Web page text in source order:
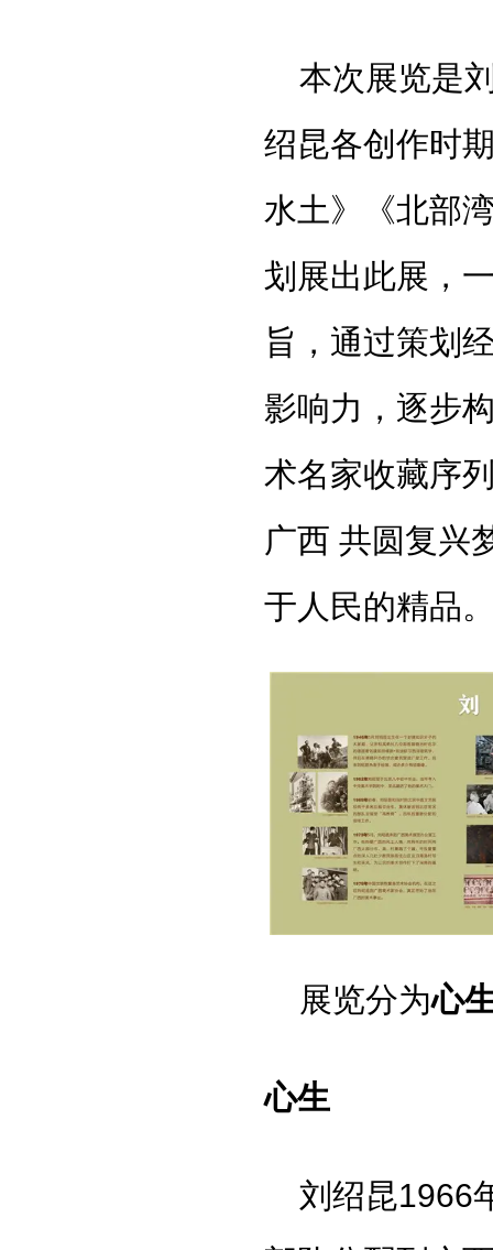
本次展览是
绍昆各创作时
水土》《北部
划展出此展，
旨，通过策划
影响力，逐步
术名家收藏序
广西 共圆复兴
于人民的精品
展览分为心
心生
刘绍昆1966